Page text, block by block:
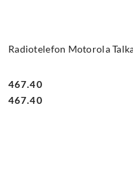
Radiotelefon Motorola
Cena:
467.40
Cena:
467.40